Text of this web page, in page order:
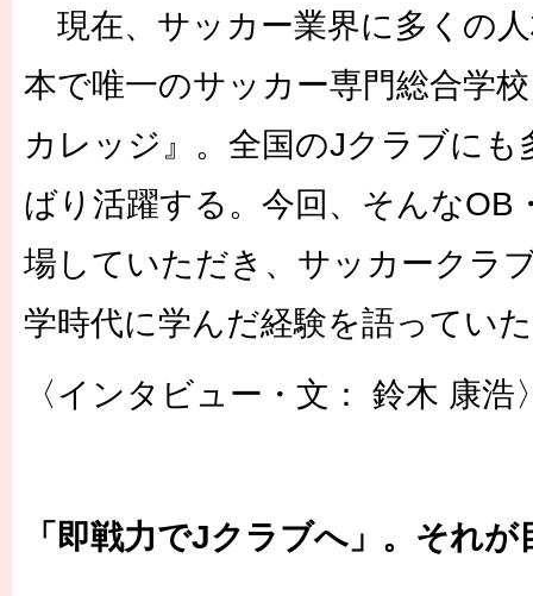
現在、サッカー業界に多くの
本で唯一のサッカー専門総合学
カレッジ』。全国のJクラブにも
ばり活躍する。今回、そんなOB
場していただき、サッカークラ
学時代に学んだ経験を語ってい
〈インタビュー・文： 鈴木 康浩
「即戦力でJクラブへ」。それ